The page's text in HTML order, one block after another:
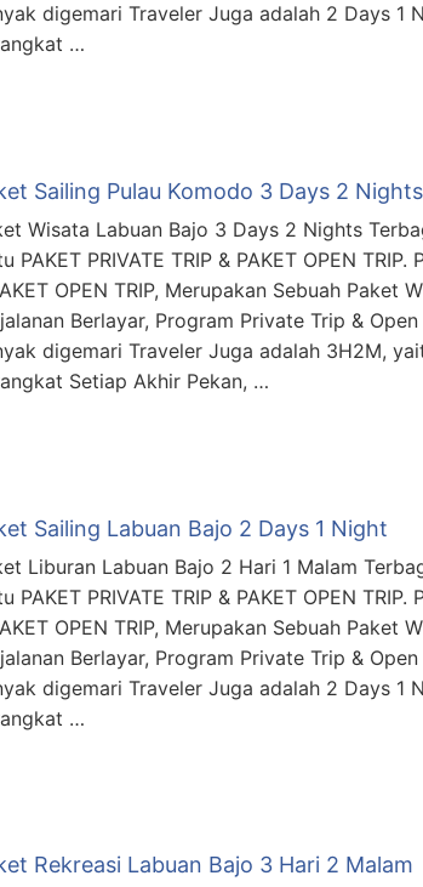
digemari Traveler Juga adalah 2 Days 1
…
Sailing Pulau Komodo 3 Days 2 Nights
Wisata Labuan Bajo 3 Days 2 Nights
PAKET PRIVATE TRIP & PAKET OPEN TRIP.
OPEN TRIP, Merupakan Sebuah Paket
Berlayar, Program Private Trip &
digemari Traveler Juga adalah 3H2M,
Setiap Akhir Pekan, …
Sailing Labuan Bajo 2 Days 1 Night
Liburan Labuan Bajo 2 Hari 1 Malam
PAKET PRIVATE TRIP & PAKET OPEN TRIP.
OPEN TRIP, Merupakan Sebuah Paket
Berlayar, Program Private Trip &
digemari Traveler Juga adalah 2 Days 1
…
Rekreasi Labuan Bajo 3 Hari 2 Malam